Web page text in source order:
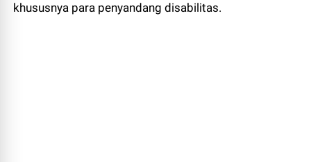
khususnya para penyandang disabilitas.